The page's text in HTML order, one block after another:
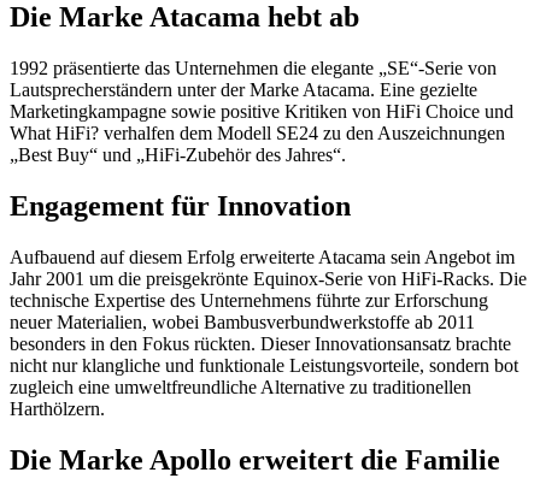
Die Marke Atacama hebt ab
1992 präsentierte das Unternehmen die elegante „SE“-Serie von
Lautsprecherständern unter der Marke Atacama. Eine gezielte
Marketingkampagne sowie positive Kritiken von HiFi Choice und
What HiFi? verhalfen dem Modell SE24 zu den Auszeichnungen
„Best Buy“ und „HiFi-Zubehör des Jahres“.
Engagement für Innovation
Aufbauend auf diesem Erfolg erweiterte Atacama sein Angebot im
Jahr 2001 um die preisgekrönte Equinox-Serie von HiFi-Racks. Die
technische Expertise des Unternehmens führte zur Erforschung
neuer Materialien, wobei Bambusverbundwerkstoffe ab 2011
besonders in den Fokus rückten. Dieser Innovationsansatz brachte
nicht nur klangliche und funktionale Leistungsvorteile, sondern bot
zugleich eine umweltfreundliche Alternative zu traditionellen
Harthölzern.
Die Marke Apollo erweitert die Familie